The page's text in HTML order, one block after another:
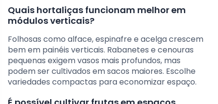
Quais hortaliças funcionam melhor em
módulos verticais?
Folhosas como alface, espinafre e acelga crescem
bem em painéis verticais. Rabanetes e cenouras
pequenas exigem vasos mais profundos, mas
podem ser cultivados em sacos maiores. Escolhe
variedades compactas para economizar espaço.